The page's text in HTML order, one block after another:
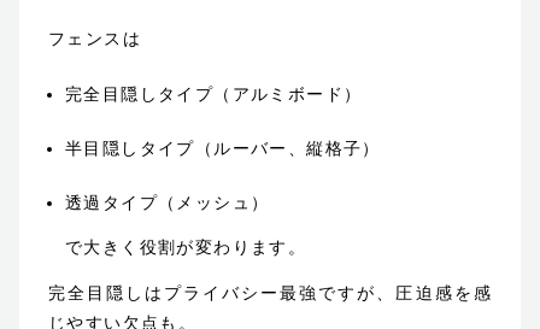
フェンスは
完全目隠しタイプ（アルミボード）
半目隠しタイプ（ルーバー、縦格子）
透過タイプ（メッシュ）
で大きく役割が変わります。
完全目隠しはプライバシー最強ですが、圧迫感を感
じやすい欠点も。